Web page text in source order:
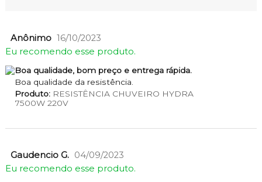
Anônimo 16/10/2023
Eu recomendo esse produto.
Boa qualidade, bom preço e entrega rápida.
Boa qualidade da resistência.
Produto:RESISTÊNCIA CHUVEIRO HYDRA
7500W 220V
Gaudencio G. 04/09/2023
Eu recomendo esse produto.